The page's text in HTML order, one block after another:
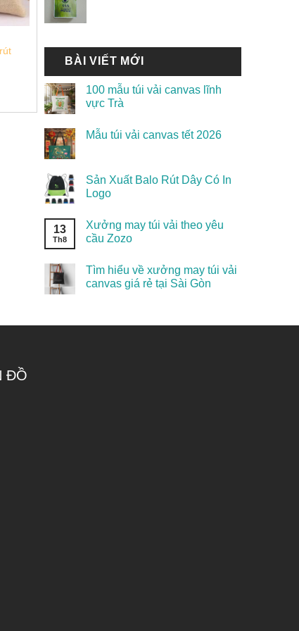
BÀI VIẾT MỚI
100 mẫu túi vải canvas lĩnh
vực Trà
Mẫu túi vải canvas tết 2026
Sản Xuất Balo Rút Dây Có In
Logo
13
Th8
Xưởng may túi vải theo yêu
cầu Zozo
Tìm hiểu về xưởng may túi vải
canvas giá rẻ tại Sài Gòn
ĐỒ